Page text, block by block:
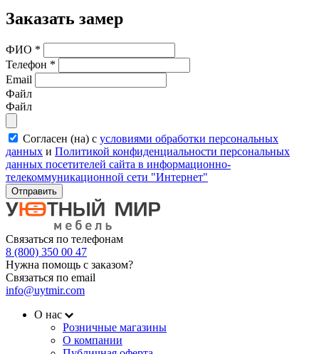
Заказать замер
ФИО *
Телефон *
Email
Файл
Файл
Согласен (на) с условиями обработки персональных
данных и Политикой конфиденциальности персональных
данных посетителей сайта в информационно-
телекоммуникационной сети "Интернет"
Отправить
Связаться по телефонам
8 (800) 350 00 47
Нужна помощь с заказом?
Связаться по email
info@uytmir.com
О нас
Розничные магазины
О компании